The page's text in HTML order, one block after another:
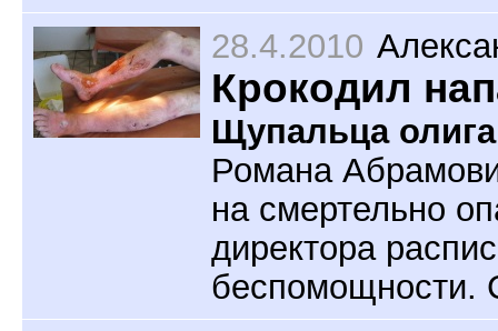
28.4.2010
Крокодил
Щупальца
Романа
на смертельно
директора
беспомощности.